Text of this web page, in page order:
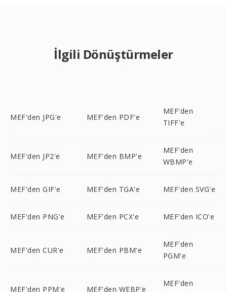
İlgili Dönüştürmeler
MEF'den JPG'e MEF'den PDF'e
MEF'den
TIFF'e
MEF'den JP2'e MEF'den BMP'e
MEF'den
WBMP'e
MEF'den GIF'e MEF'den TGA'e MEF'den SVG'e
MEF'den PNG'e MEF'den PCX'e MEF'den ICO'e
MEF'den CUR'e MEF'den PBM'e
MEF'den
PGM'e
MEF'den PPM'e MEF'den WEBP'e
MEF'den